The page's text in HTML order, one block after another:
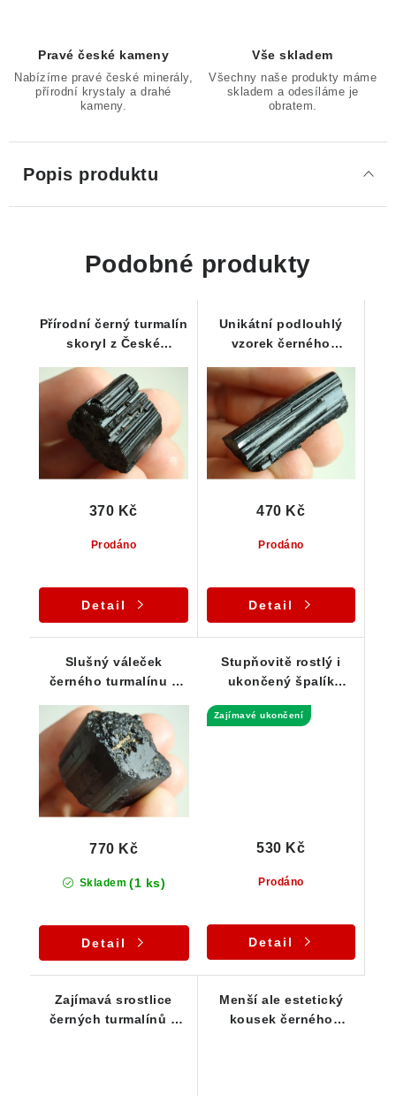
Pravé české kameny
Nabízíme pravé české minerály,
přírodní krystaly a drahé
kameny.
Vše skladem
Všechny naše produkty máme
skladem a odesíláme je
obratem.
Popis produktu
Podobné produkty
Přírodní černý turmalín
skoryl z České
Prodáno
370 Kč
Detail
Unikátní podlouhlý
vzorek černého
Prodáno
470 Kč
Detail
Slušný váleček
černého turmalínu s
37 g
Skladem (1 ks)
770 Kč
Detail
Stupňovitě rostlý i
ukončený špalík
skorylu
Zajímavé ukončení
Prodáno
530 Kč
Detail
Zajímavá srostlice
černých turmalínů s
Menší ale estetický
kousek černého